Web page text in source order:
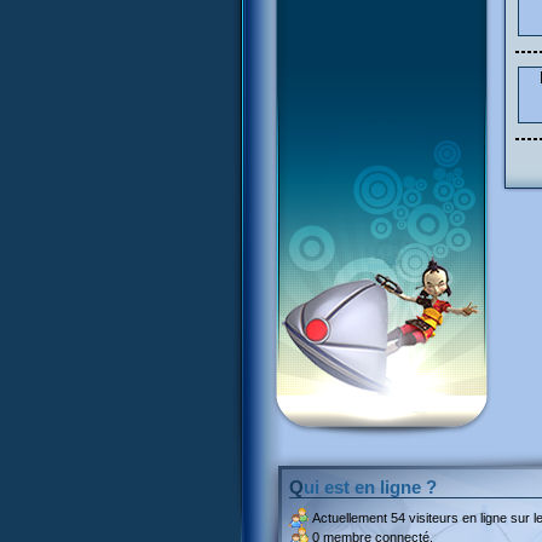
Qui est en ligne ?
Actuellement 54 visiteurs en ligne sur
0 membre connecté.